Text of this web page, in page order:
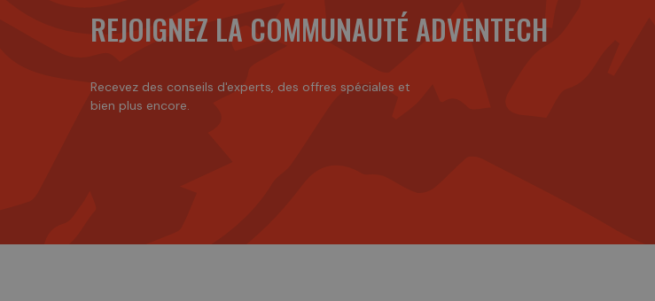
REJOIGNEZ LA COMMUNAUTÉ ADVENTECH
Recevez des conseils d'experts, des offres spéciales et
bien plus encore.